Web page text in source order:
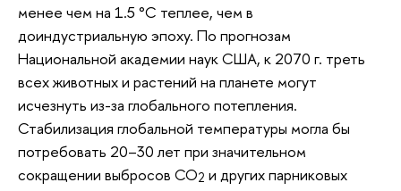
менее чем на 1.5 °C теплее, чем в
доиндустриальную эпоху. По прогнозам
Национальной академии наук США, к 2070 г. треть
всех животных и растений на планете могут
исчезнуть из-за глобального потепления.
Стабилизация глобальной температуры могла бы
потребовать 20–30 лет при значительном
сокращении выбросов CO2 и других парниковых